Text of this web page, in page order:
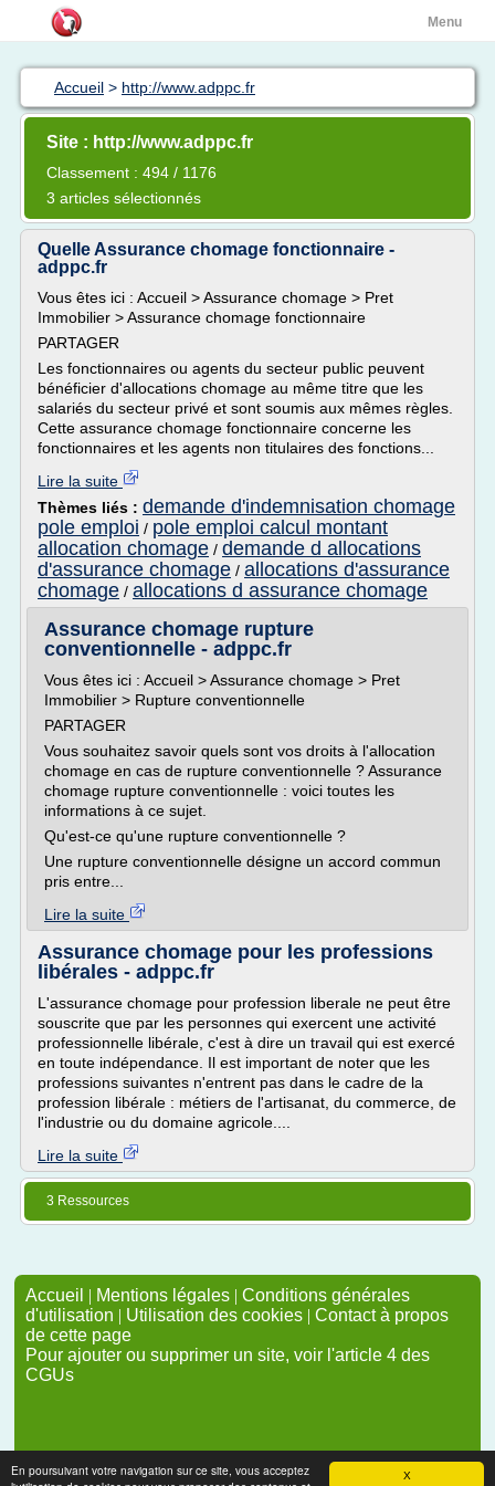
X
En poursuivant votre navigation sur ce site, vous acceptez
Menu
Accueil > http://www.adppc.fr
Site : http://www.adppc.fr
Classement : 494 / 1176
3 articles sélectionnés
Quelle Assurance chomage fonctionnaire -
adppc.fr
Vous êtes ici : Accueil > Assurance chomage > Pret
Immobilier > Assurance chomage fonctionnaire
PARTAGER
Les fonctionnaires ou agents du secteur public peuvent
bénéficier d'allocations chomage au même titre que les
salariés du secteur privé et sont soumis aux mêmes règles.
Cette assurance chomage fonctionnaire concerne les
fonctionnaires et les agents non titulaires des fonctions...
Lire la suite
Thèmes liés : demande d'indemnisation chomage
pole emploi / pole emploi calcul montant
allocation chomage / demande d allocations
d'assurance chomage / allocations d'assurance
chomage / allocations d assurance chomage
Assurance chomage rupture
conventionnelle - adppc.fr
Vous êtes ici : Accueil > Assurance chomage > Pret
Immobilier > Rupture conventionnelle
PARTAGER
Vous souhaitez savoir quels sont vos droits à l'allocation
chomage en cas de rupture conventionnelle ? Assurance
chomage rupture conventionnelle : voici toutes les
informations à ce sujet.
Qu'est-ce qu'une rupture conventionnelle ?
Une rupture conventionnelle désigne un accord commun
pris entre...
Lire la suite
Assurance chomage pour les professions
libérales - adppc.fr
L'assurance chomage pour profession liberale ne peut être
souscrite que par les personnes qui exercent une activité
professionnelle libérale, c'est à dire un travail qui est exercé
en toute indépendance. Il est important de noter que les
professions suivantes n'entrent pas dans le cadre de la
profession libérale : métiers de l'artisanat, du commerce, de
l'industrie ou du domaine agricole....
Lire la suite
3 Ressources
Accueil | Mentions légales | Conditions générales
d'utilisation | Utilisation des cookies | Contact à propos
de cette page
Pour ajouter ou supprimer un site, voir l'article 4 des
CGUs